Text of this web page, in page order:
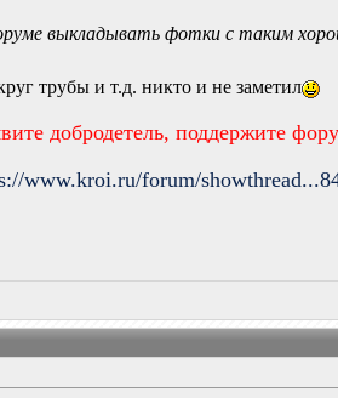
выкладывать фотки с таким
трубы и т.д. никто и не заметил
добродетель, поддержите
www.kroi.ru/forum/